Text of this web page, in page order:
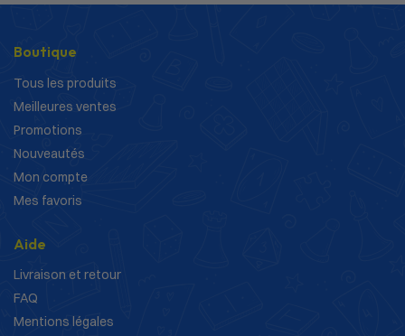
Boutique
Tous les produits
Meilleures ventes
Promotions
Nouveautés
Mon compte
Mes favoris
Aide
Livraison et retour
FAQ
Mentions légales